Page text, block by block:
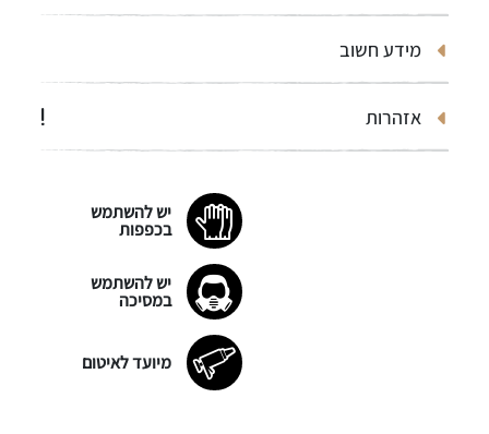
מידע חשוב
אזהרות
יש להשתמש
בכפפות
יש להשתמש
במסיכה
מיועד לאיטום